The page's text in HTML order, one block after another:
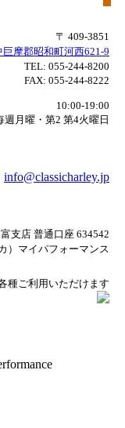
〒 409-3851
巨摩郡昭和町河西621-9
TEL: 055-244-8200
FAX: 055-244-8222
10:00-19:00
週月曜・第2 第4火曜日
info@classicharley.jp
支店 普通口座 634542
）マイパフォーマンス
種ご利用いただけます